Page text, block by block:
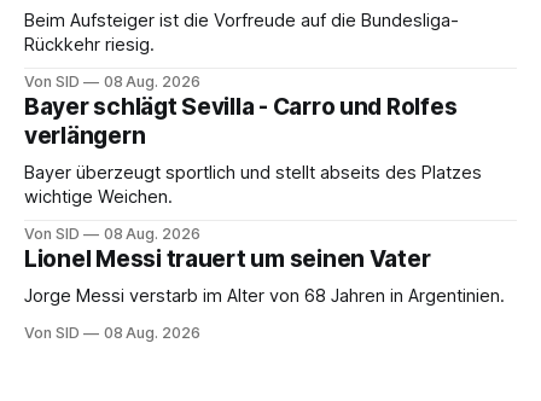
Beim Aufsteiger ist die Vorfreude auf die Bundesliga-
Rückkehr riesig.
Von SID 08 Aug. 2026
Bayer schlägt Sevilla - Carro und Rolfes
verlängern
Bayer überzeugt sportlich und stellt abseits des Platzes
wichtige Weichen.
Von SID 08 Aug. 2026
Lionel Messi trauert um seinen Vater
Jorge Messi verstarb im Alter von 68 Jahren in Argentinien.
Von SID 08 Aug. 2026